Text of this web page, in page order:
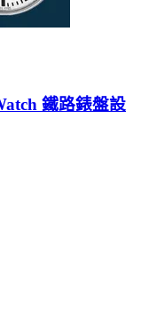
鐵路錶盤設